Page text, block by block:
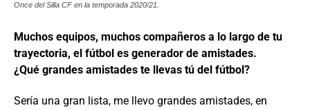
Once del Silla CF en la temporada 2020/21.
Muchos equipos, muchos compañeros a lo largo de tu
trayectoria, el fútbol es generador de amistades.
¿Qué grandes amistades te llevas tú del fútbol?
Sería una gran lista, me llevo grandes amistades, en